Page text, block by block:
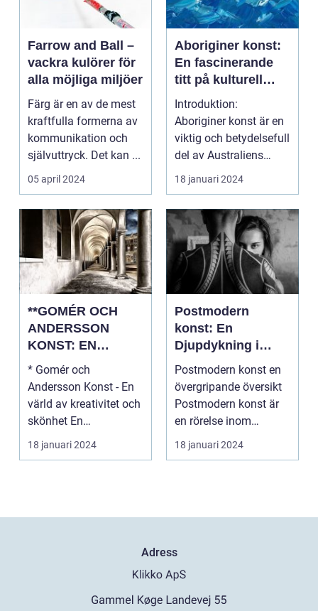
Farrow and Ball –
vackra kulörer för
alla möjliga miljöer
Färg är en av de mest
kraftfulla formerna av
kommunikation och
självuttryck. Det kan ...
05 april 2024
Aboriginer konst:
En fascinerande
titt på kulturell
mångfald och
kreativitet
Introduktion:
Aboriginer konst är en
viktig och betydelsefull
del av Australiens
kulturella arv. Un...
18 januari 2024
**GOMÉR OCH
ANDERSSON
KONST: EN
ÖVERSIKT OCH
ANALYS**
* Gomér och
Andersson Konst - En
värld av kreativitet och
skönhet En
övergripande, grundlig
18 januari 2024
Postmodern
konst: En
Djupdykning i
Dess Mångfald
och Historia
Postmodern konst en
övergripande översikt
Postmodern konst är
en rörelse inom
konstvärlden som
18 januari 2024
Adress